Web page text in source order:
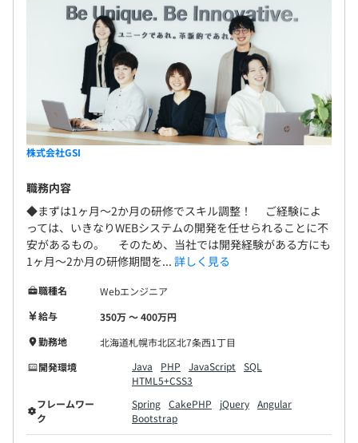
開発案件に参画し要件定義を担当。
チーム開発が基本となります。最大で80名近くのチームを
組んで開発をおこなっております。
株式会社GSI
職務内容
◆まずは1ヶ月～2か月の研修でスキル調整！ ご経験によ
っては、いきなりWEBシステムの開発を任せられることに不
安があるもの。 そのため、当社では開発経験がある方にも
1ヶ月～2か月の研修期間を... 詳しく見る
職種名
Webエンジニア
給与
350万 〜 400万円
勤務地
北海道札幌市北区北7条西1丁目
開発環境
Java PHP JavaScript
SQL
HTML5+CSS3
フレームワー
ク
Spring CakePHP jQuery Angular
Bootstrap